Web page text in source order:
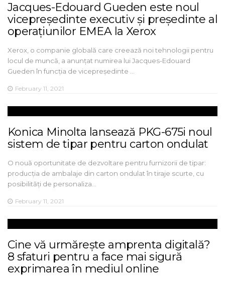
Jacques-Edouard Gueden este noul
vicepreședinte executiv și președinte al
operațiunilor EMEA la Xerox
Xerox, o companie globală care creează noi tehnologii pentru
locul de muncă, a anunțat numirea lui Jacques-Edouard
Gueden în funcția de vicepreședinte …
February 11, 2021
Konica Minolta lansează PKG-675i noul
sistem de tipar pentru carton ondulat
O nouă oportunitate de dezvoltare pentru furnizorii de tipar:
producția de ambalaje din carton ondulat în tiraje scurte, cu
posibilități de personaliza…
February 11, 2021
Cine vă urmărește amprenta digitală?
8 sfaturi pentru a face mai sigură
exprimarea în mediul online